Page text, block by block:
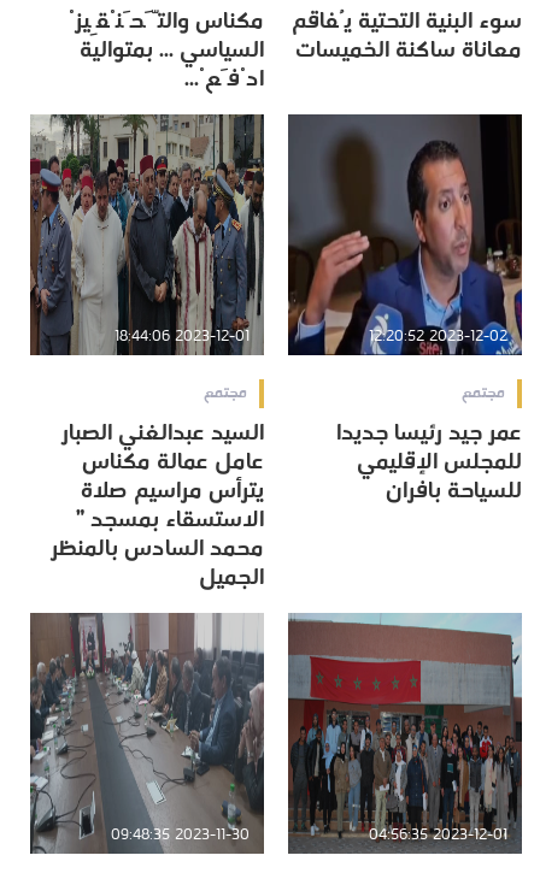
سوء البنية التحتية يُفاقم
معاناة ساكنة الخميسات
مكناس والتَّحَنْقِيزْ
السياسي ... بمتوالية
ادْفَعْ...
2023-12-02 12:20:52
مجتمع
عمر جيد رئيسا جديدا
للمجلس الإقليمي
للسياحة بافران
2023-12-01 18:44:06
مجتمع
السيد عبدالغني الصبار
عامل عمالة مكناس
يترأس مراسيم صلاة
الاستسقاء بمسجد ”
محمد السادس بالمنظر
الجميل
2023-12-01 04:56:35
2023-11-30 09:48:35